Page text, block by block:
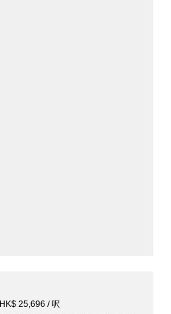
HK$ 25,696 / 呎